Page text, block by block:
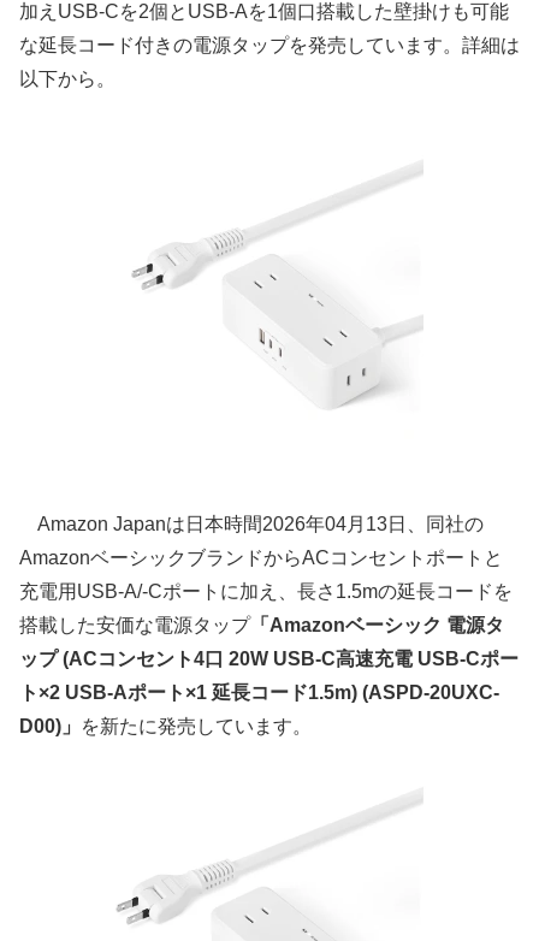
加えUSB-Cを2個とUSB-Aを1個口搭載した壁掛けも可能
な延長コード付きの電源タップを発売しています。詳細は
以下から。
Amazon Japanは日本時間2026年04月13日、同社の
AmazonベーシックブランドからACコンセントポートと
充電用USB-A/-Cポートに加え、長さ1.5mの延長コードを
搭載した安価な電源タップ「Amazonベーシック 電源タ
ップ (ACコンセント4口 20W USB-C高速充電 USB-Cポー
ト×2 USB-Aポート×1 延長コード1.5m) (ASPD-20UXC-
D00)」
を新たに発売しています。